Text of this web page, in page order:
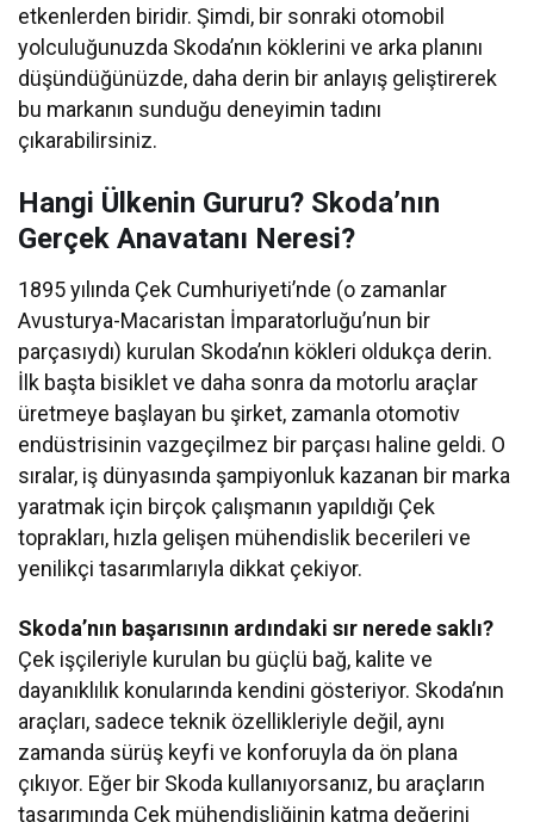
etkenlerden biridir. Şimdi, bir sonraki otomobil
yolculuğunuzda Skoda’nın köklerini ve arka planını
düşündüğünüzde, daha derin bir anlayış geliştirerek
bu markanın sunduğu deneyimin tadını
çıkarabilirsiniz.
Hangi Ülkenin Gururu? Skoda’nın
Gerçek Anavatanı Neresi?
1895 yılında Çek Cumhuriyeti’nde (o zamanlar
Avusturya-Macaristan İmparatorluğu’nun bir
parçasıydı) kurulan Skoda’nın kökleri oldukça derin.
İlk başta bisiklet ve daha sonra da motorlu araçlar
üretmeye başlayan bu şirket, zamanla otomotiv
endüstrisinin vazgeçilmez bir parçası haline geldi. O
sıralar, iş dünyasında şampiyonluk kazanan bir marka
yaratmak için birçok çalışmanın yapıldığı Çek
toprakları, hızla gelişen mühendislik becerileri ve
yenilikçi tasarımlarıyla dikkat çekiyor.
Skoda’nın başarısının ardındaki sır nerede saklı?
Çek işçileriyle kurulan bu güçlü bağ, kalite ve
dayanıklılık konularında kendini gösteriyor. Skoda’nın
araçları, sadece teknik özellikleriyle değil, aynı
zamanda sürüş keyfi ve konforuyla da ön plana
çıkıyor. Eğer bir Skoda kullanıyorsanız, bu araçların
tasarımında Çek mühendisliğinin katma değerini